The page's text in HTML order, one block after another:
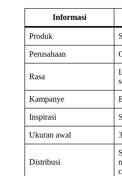
Informasi
Produk
Perusahaan
Rasa
Kampanye
Inspirasi
Ukuran awal
Distribusi